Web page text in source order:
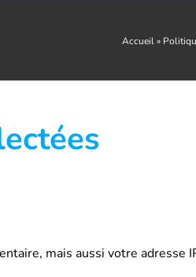
Accueil»
mais aussi votre adresse